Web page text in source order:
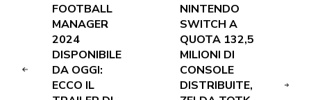
FOOTBALL
MANAGER
2024
DISPONIBILE
DA OGGI:
ECCO IL
NINTENDO
SWITCH A
QUOTA 132,5
MILIONI DI
CONSOLE
DISTRIBUITE,